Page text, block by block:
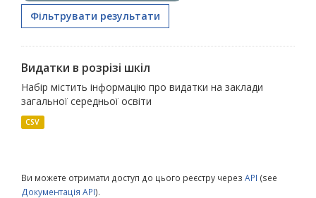
Фільтрувати результати
Видатки в розрізі шкіл
Набір містить інформацію про видатки на заклади
загальної середньої освіти
CSV
Ви можете отримати доступ до цього реєстру через API (see
Документація API).